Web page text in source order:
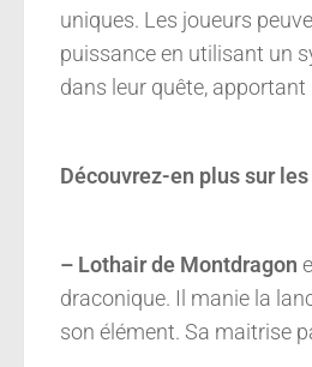
uniques. Les joueurs
puissance en utilisant un
dans leur quête,
Découvrez-en plus sur
– Lothair de Montdragon
draconique. Il manie la
son élément. Sa maitrise